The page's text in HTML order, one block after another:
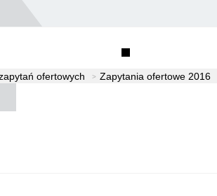
ofertowych Zapytania ofertowe 2016